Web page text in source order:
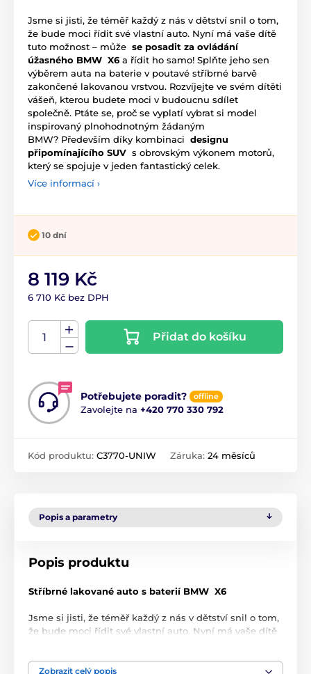
Jsme si jisti, že téměř každý z nás v dětství snil o tom,
že bude moci řídit své vlastní auto. Nyní má vaše dítě
tuto možnost – může se posadit za ovládání
úžasného BMW X6 a řídit ho samo! Splňte jeho sen
výběrem auta na baterie v poutavé stříbrné barvě
zakončené lakovanou vrstvou. Rozvíjejte ve svém dítěti
vášeň, kterou budete moci v budoucnu sdílet
společně. Ptáte se, proč se vyplatí vybrat si model
inspirovaný plnohodnotným žádaným
BMW? Především díky kombinaci designu
připomínajícího SUV s obrovským výkonem motorů,
který se spojuje v jeden fantastický celek.
Více informací ›
10 dní
8 119 Kč
6 710 Kč bez DPH
Přidat do košíku
Potřebujete poradit? offline
Zavolejte na +420 770 330 792
Kód produktu: C3770-UNIW Záruka: 24 měsíců
Popis a parametry
Popis produktu
Stříbrné lakované auto s baterií BMW X6
Jsme si jisti, že téměř každý z nás v dětství snil o tom,
že bude moci řídit své vlastní auto. Nyní má vaše dítě
výběrem auta na baterie v poutavé stříbrné barvě
Zobrazit celý popis